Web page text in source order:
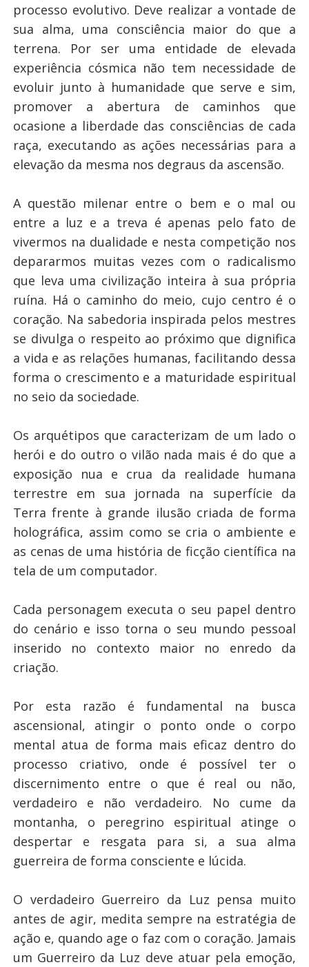
processo evolutivo. Deve realizar a vontade de
sua alma, uma consciência maior do que a
terrena. Por ser uma entidade de elevada
experiência cósmica não tem necessidade de
evoluir junto à humanidade que serve e sim,
promover a abertura de caminhos que
ocasione a liberdade das consciências de cada
raça, executando as ações necessárias para a
elevação da mesma nos degraus da ascensão.
A questão milenar entre o bem e o mal ou
entre a luz e a treva é apenas pelo fato de
vivermos na dualidade e nesta competição nos
depararmos muitas vezes com o radicalismo
que leva uma civilização inteira à sua própria
ruína. Há o caminho do meio, cujo centro é o
coração. Na sabedoria inspirada pelos mestres
se divulga o respeito ao próximo que dignifica
a vida e as relações humanas, facilitando dessa
forma o crescimento e a maturidade espiritual
no seio da sociedade.
Os arquétipos que caracterizam de um lado o
herói e do outro o vilão nada mais é do que a
exposição nua e crua da realidade humana
terrestre em sua jornada na superfície da
Terra frente à grande ilusão criada de forma
holográfica, assim como se cria o ambiente e
as cenas de uma história de ficção científica na
tela de um computador.
Cada personagem executa o seu papel dentro
do cenário e isso torna o seu mundo pessoal
inserido no contexto maior no enredo da
criação.
Por esta razão é fundamental na busca
ascensional, atingir o ponto onde o corpo
mental atua de forma mais eficaz dentro do
processo criativo, onde é possível ter o
discernimento entre o que é real ou não,
verdadeiro e não verdadeiro. No cume da
montanha, o peregrino espiritual atinge o
despertar e resgata para si, a sua alma
guerreira de forma consciente e lúcida.
O verdadeiro Guerreiro da Luz pensa muito
antes de agir, medita sempre na estratégia de
ação e, quando age o faz com o coração. Jamais
um Guerreiro da Luz deve atuar pela emoção,